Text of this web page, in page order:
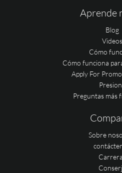
Aprende
Blog
Videos
Cómo
Cómo funciona
Apply For
Preguntas más
Sobre